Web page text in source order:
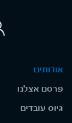
אודותינו
פרסם אצלנו
גיוס עובדים